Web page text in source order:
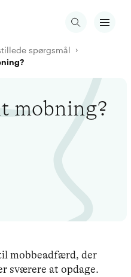
spørgsmål
mobning?
mobbeadfærd, der
sværere at opdage.